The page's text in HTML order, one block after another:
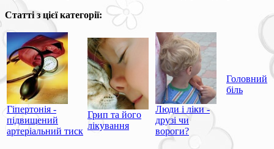
Статті з цієї категорії:
Гіпертонія -
підвищений
артеріальний тиск
Грип та його
лікування
Люди і ліки -
друзі чи
вороги?
Головний
біль